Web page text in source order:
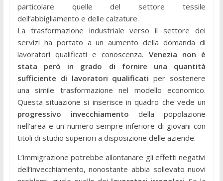
particolare quelle del settore tessile
dell’abbigliamento e delle calzature.
La trasformazione industriale verso il settore dei
servizi ha portato a un aumento della domanda di
lavoratori qualificati e conoscenza. Venezia non è
stata però in grado di fornire una quantità
sufficiente di lavoratori qualificati per sostenere
una simile trasformazione nel modello economico.
Questa situazione si inserisce in quadro che vede un
progressivo invecchiamento della popolazione
nell’area e un numero sempre inferiore di giovani con
titoli di studio superiori a disposizione delle aziende.
L’immigrazione potrebbe allontanare gli effetti negativi
dell’invecchiamento, nonostante abbia sollevato nuovi